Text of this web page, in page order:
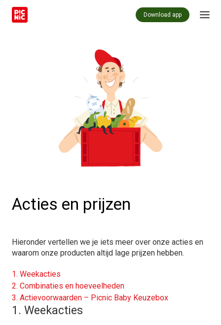
Download app
Acties en prijzen
Hieronder vertellen we je iets meer over onze acties en
waarom onze producten altijd lage prijzen hebben.
1. Weekacties
2. Combinaties en hoeveelheden
3. Actievoorwaarden – Picnic Baby Keuzebox
1. Weekacties